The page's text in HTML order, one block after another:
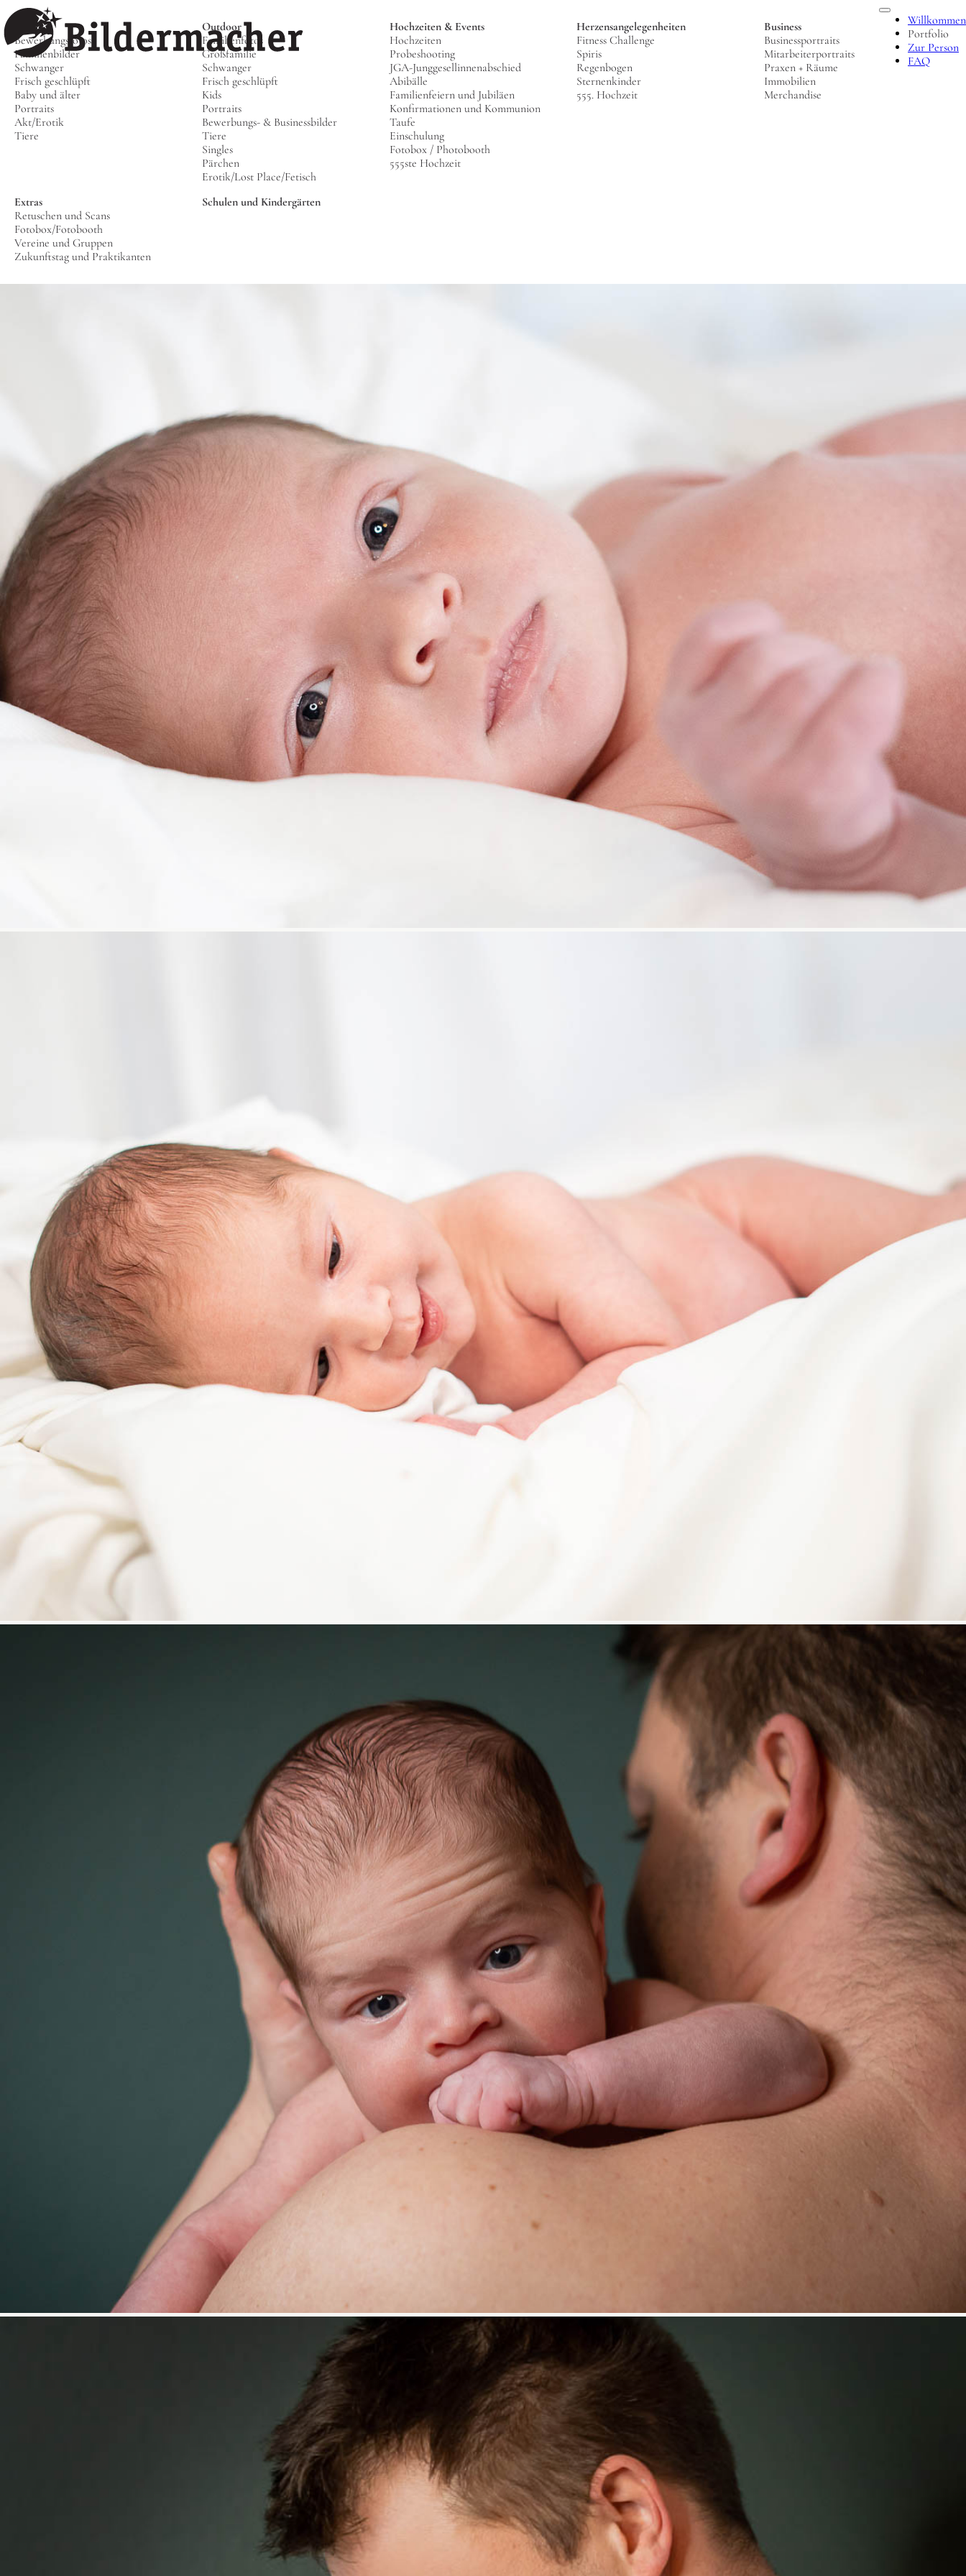
Willkommen
Portfolio
Zur Person
FAQ
Studio
Bewerbungsfotos
Familienbilder
Schwanger
Frisch geschlüpft
Baby und älter
Portraits
Akt/Erotik
Tiere
Outdoor
Familienfotos
Großfamilie
Schwanger
Frisch geschlüpft
Kids
Portraits
Bewerbungs- & Businessbilder
Tiere
Singles
Pärchen
Erotik/Lost Place/Fetisch
Hochzeiten & Events
Hochzeiten
Probeshooting
JGA-Junggesellinnenabschied
Abibälle
Familienfeiern und Jubiläen
Konfirmationen und Kommunion
Taufe
Einschulung
Fotobox / Photobooth
555ste Hochzeit
Herzensangelegenheiten
Fitness Challenge
Spiris
Regenbogen
Sternenkinder
555. Hochzeit
Business
Businessportraits
Mitarbeiterportraits
Praxen + Räume
Immobilien
Merchandise
Extras
Retuschen und Scans
Fotobox/Fotobooth
Vereine und Gruppen
Zukunftstag und Praktikanten
Schulen und Kindergärten